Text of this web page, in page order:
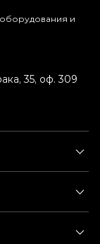
и
35, оф. 309